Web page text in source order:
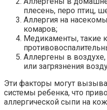
плесень, перо птиц,
Аллергия на
комаров;
Медикаменты, такие
Аллергены в
или загрязнения
Эти факторы могут
системы ребенка, что
аллергической сыпи на